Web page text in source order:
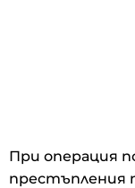
При операция
престъпления